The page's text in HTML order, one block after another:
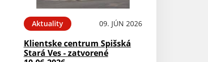
Aktuality 09. JÚN 2026
Klientske centrum Spišská
Stará Ves - zatvorené